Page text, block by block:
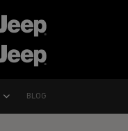
BLOG